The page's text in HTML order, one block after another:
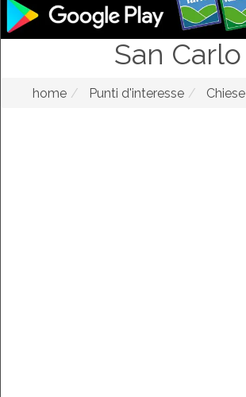
San Carlo
home Punti d'interesse Chiese